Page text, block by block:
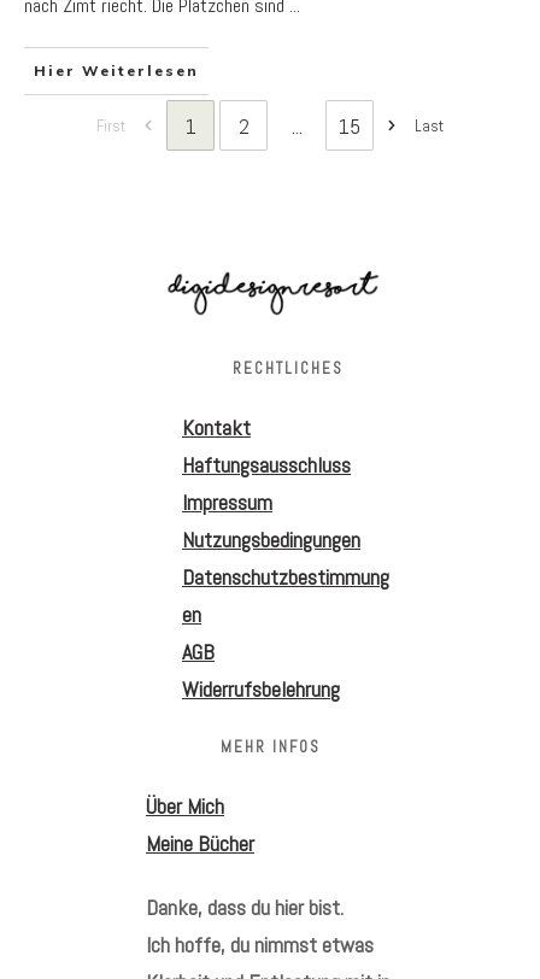
nach Zimt riecht. Die Plätzchen sind ...
Hier Weiterlesen
First 1 2 15 Last
RECHTLICHES
Kontakt
Haftungsausschluss
Impressum
Nutzungsbedingungen
Datenschutzbestimmung
en
AGB
Widerrufsbelehrung
MEHR INFOS
Über Mich
Meine Bücher
Danke, dass du hier bist.
Ich hoffe, du nimmst etwas